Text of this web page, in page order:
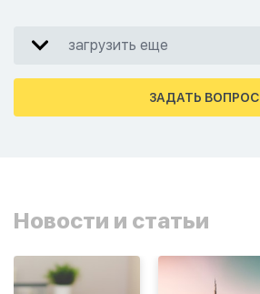
загрузить еще
ЗАДАТЬ ВОПРОС
Новости и статьи